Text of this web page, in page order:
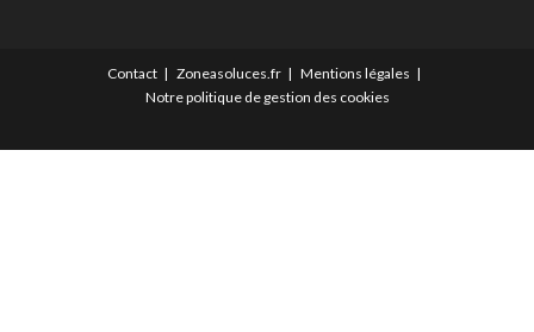
Contact Zoneasoluces.fr
Mentions légales
Notre politique de gestion des cookies